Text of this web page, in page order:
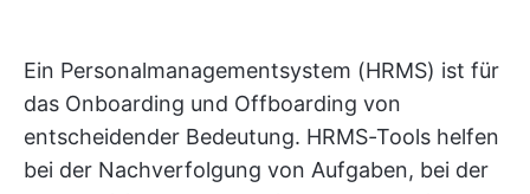
Ein Personalmanagementsystem (HRMS) ist für
das Onboarding und Offboarding von
entscheidender Bedeutung. HRMS-Tools helfen
bei der Nachverfolgung von Aufgaben, bei der